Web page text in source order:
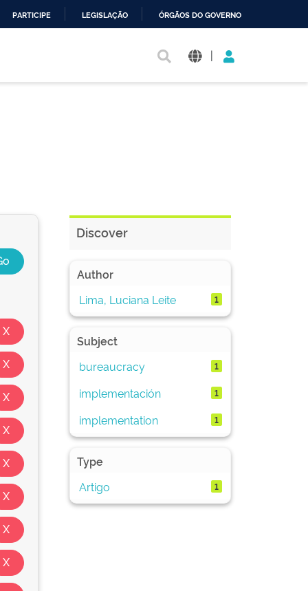
PARTICIPE LEGISLAÇÃO ÓRGÃOS DO GOVERNO
|
Discover
Author
Lima, Luciana Leite
1
Subject
bureaucracy
1
implementación 1
implementation 1
Type
Artigo
1